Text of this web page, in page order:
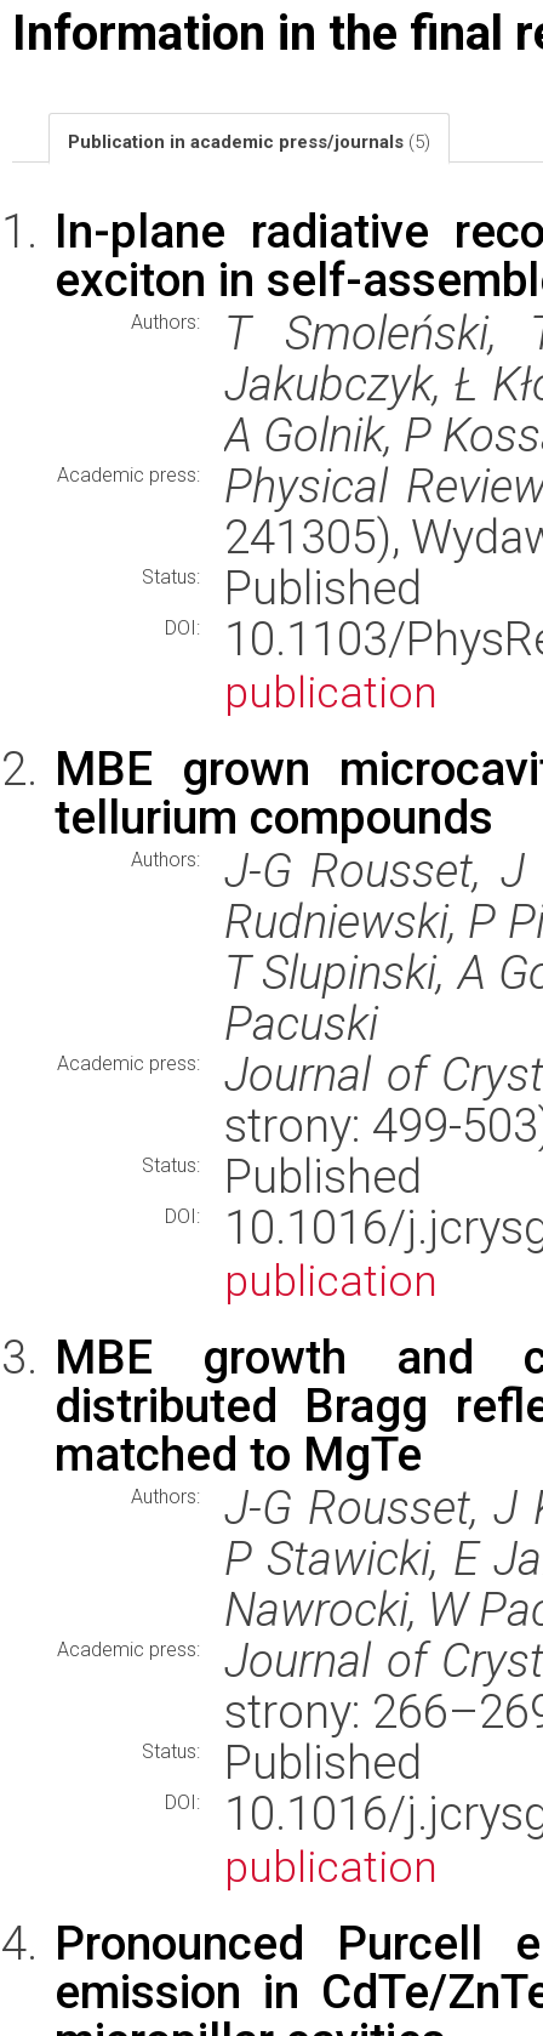
Information in the final
Publication in academic press/journals (5)
In-plane radiative
exciton in self-
Authors:
T Smoleński,
Jakubczyk, Ł
A Golnik, P
Academic press:
Physical
241305),
Status: Published
DOI: 10.1103/
publication
MBE grown
tellurium compounds
Authors:
J-G Rousset, J
Rudniewski, P
T Slupinski, A
Pacuski
Academic press:
Journal of
strony: 499-
Status: Published
DOI: 10.1016/
publication
MBE growth and
distributed Bragg
matched to MgTe
Authors:
J-G Rousset, J
P Stawicki, E
Nawrocki, W
Academic press:
Journal of
strony:
Status: Published
DOI: 10.1016/
publication
Pronounced Purcell
emission in CdTe/